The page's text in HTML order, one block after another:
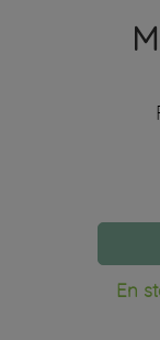
En